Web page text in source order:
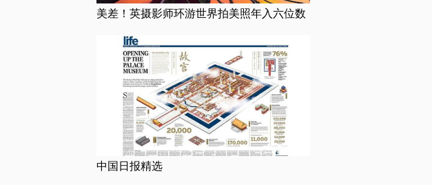
美差！英摄影师环游世界拍美照年入六位数
中国日报精选